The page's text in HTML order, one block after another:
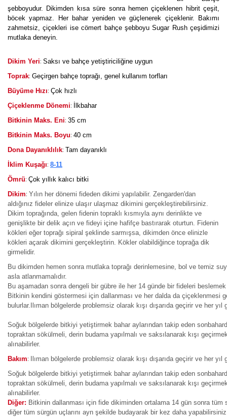
şebboyudur. Dikimden kısa süre sonra hemen çiçeklenen hibrit çeşit,
böcek yapmaz. Her bahar yeniden ve güçlenerek çiçeklenir. Bakımı
zahmetsiz, çiçekleri ise cömert bahçe şebboyu Sugar Rush çeşidimizi
mutlaka deneyin.
Dikim Yeri: Saksı ve bahçe yetiştiriciliğine uygun
Toprak: Geçirgen bahçe toprağı, genel kullanım torfları
Büyüme Hızı: Çok hızlı
Çiçeklenme Dönemi:
İlkbahar
Bitkinin Maks. Eni: 35 cm
Bitkinin Maks. Boyu: 40 cm
Dona Dayanıklılık: Tam dayanıklı
İklim Kuşağı: 8-11
Ömrü: Çok yıllık kalıcı bitki
Dikim: Yılın her dönemi fideden dikimi yapılabilir. Zengarden'dan
aldığınız fideler elinize ulaşır ulaşmaz dikimini gerçekleştirebilirsiniz.
Dikim toprağında, gelen fidenin topraklı kısmıyla aynı derinlikte ve
genişlikte bir delik açın ve fideyi içine hafifçe bastırarak oturtun. Fidenin
kökleri eğer toprağı sipiral şeklinde sarmışsa, dikimden önce elinizle
kökleri açarak dikimini gerçekleştirin. Kökler olabildiğince toprağa dik
girmelidir.
Bu dikimden hemen sonra mutlaka toprağı derinlemesine, bol ve temiz
asla atlanmamalıdır.
Bu aşamadan sonra dengeli bir gübre ile her 14 günde bir fideleri
Bitkinin kendini göstermesi için dallanması ve her dalda da
bulurlar.Ilıman bölgelerde problemsiz olarak kışı dışarıda geçirir ve her
Soğuk bölgelerde bitkiyi yetiştirmek bahar aylarından takip eden
topraktan sökülmeli, derin budama yapılmalı ve saksılanarak kışı
alınabilirler.
Bakım:
Ilıman bölgelerde problemsiz olarak kışı dışarıda geçirir ve her
Soğuk bölgelerde bitkiyi yetiştirmek bahar aylarından takip eden
topraktan sökülmeli, derin budama yapılmalı ve saksılanarak kışı
alınabilirler.
Diğer: Bitkinin dallanması için fide dikiminden ortalama 14 gün sonra tüm
diğer tüm sürgün uçlarını ayn şekilde budayarak bir kez daha